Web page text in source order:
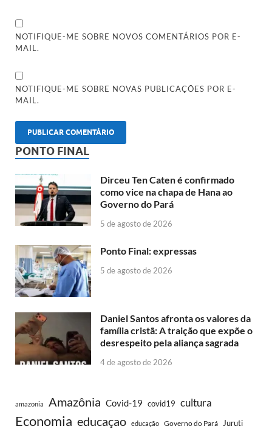
NOTIFIQUE-ME SOBRE NOVOS COMENTÁRIOS POR E-
MAIL.
NOTIFIQUE-ME SOBRE NOVAS PUBLICAÇÕES POR E-
MAIL.
PONTO FINAL
Dirceu Ten Caten é confirmado
como vice na chapa de Hana ao
Governo do Pará
5 de agosto de 2026
Ponto Final: expressas
5 de agosto de 2026
Daniel Santos afronta os valores da
família cristã: A traição que expõe o
desrespeito pela aliança sagrada
4 de agosto de 2026
amazonia Amazônia Covid-19 covid19 cultura
Economia educaçao educação Governo do Pará Juruti